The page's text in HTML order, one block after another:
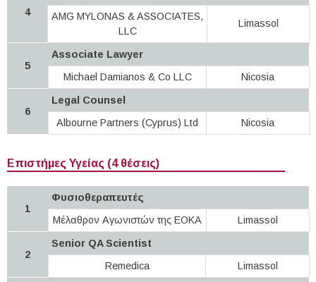
4
AMG MYLONAS & ASSOCIATES,
LLC
Limassol
5
Associate Lawyer
Michael Damianos & Co LLC
Nicosia
6
Legal Counsel
Albourne Partners (Cyprus) Ltd
Nicosia
Επιστήμες Υγείας (4 θέσεις)
1
Φυσιοθεραπευτές
Μέλαθρον Αγωνιστών της ΕΟΚΑ
Limassol
2
Senior QA Scientist
Remedica
Limassol